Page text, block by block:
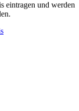
eintragen und werden